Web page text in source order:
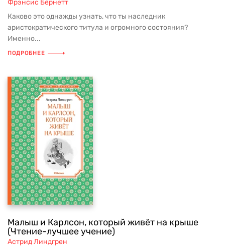
Фрэнсис Бёрнетт
Каково это однажды узнать, что ты наследник
аристократического титула и огромного состояния?
Именно...
ПОДРОБНЕЕ
Малыш и Карлсон, который живёт на крыше
(Чтение-лучшее учение)
Астрид Линдгрен